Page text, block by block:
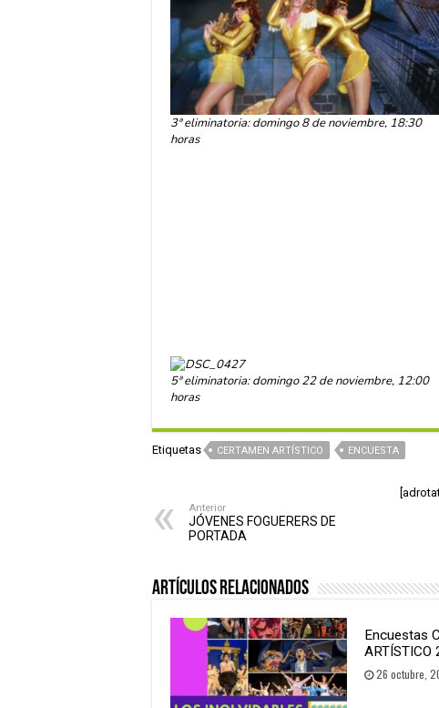
3ª eliminatoria: domingo 8 de noviembre, 18:30
horas
5ª eliminatoria: domingo 22 de noviembre, 12:00
horas
Etiquetas CERTAMEN ARTÍSTICO ENCUESTA
Anterior
JÓVENES FOGUERERS DE
PORTADA
Artículos relacionados
Encuestas
ARTÍSTICO
26 octubre,